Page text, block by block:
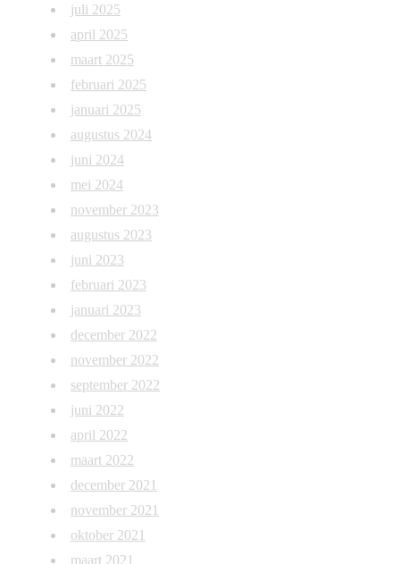
juli 2025
april 2025
maart 2025
februari 2025
januari 2025
augustus 2024
juni 2024
mei 2024
november 2023
augustus 2023
juni 2023
februari 2023
januari 2023
december 2022
november 2022
september 2022
juni 2022
april 2022
maart 2022
december 2021
november 2021
oktober 2021
maart 2021